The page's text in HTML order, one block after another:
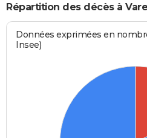
Répartition des décès à
Données exprimées en
Insee)